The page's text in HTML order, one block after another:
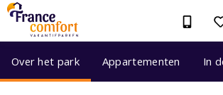
Over het park Appartementen In